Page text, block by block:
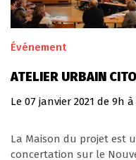
Événement
ATELIER URBAIN
Le 07 janvier 2021 de 9h à
La Maison du projet est
concertation sur le